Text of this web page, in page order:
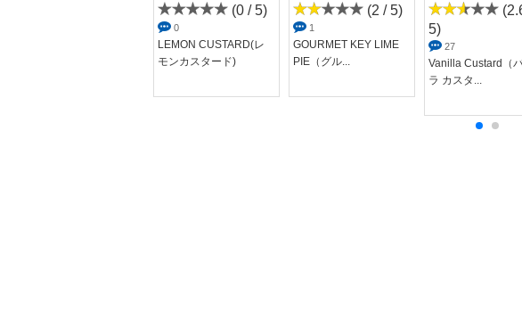
(0 / 5)
0
LEMON CUSTARD(レ
モンカスタード)
(2 / 5)
1
GOURMET KEY LIME
PIE（グル...
5)
27
Vanilla Custard（
ラ カスタ...